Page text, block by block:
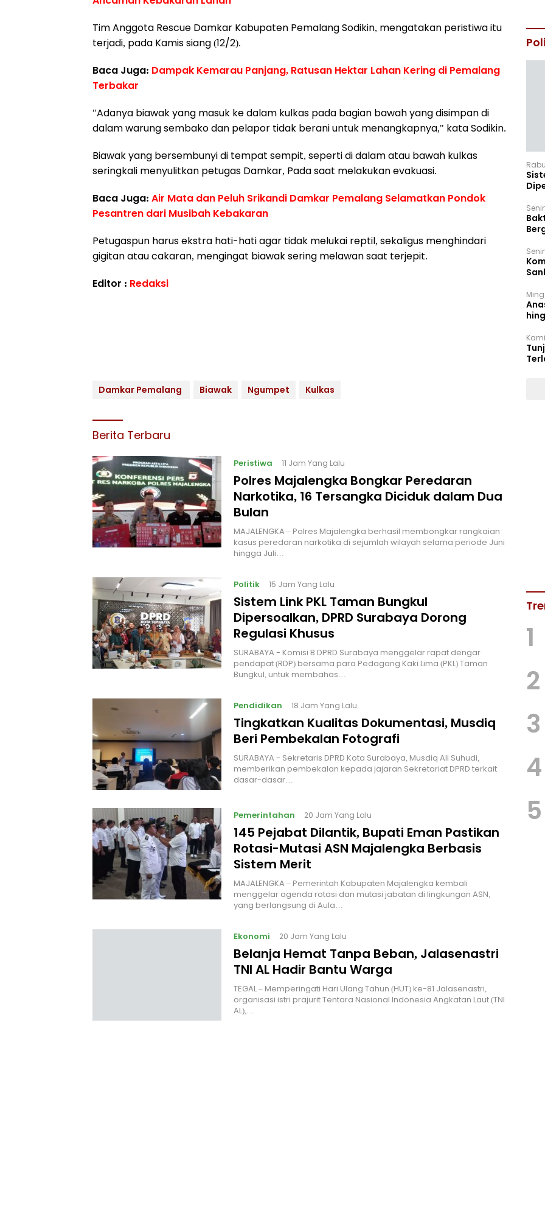
Tim Anggota Rescue Damkar Kabupaten Pemalang Sodikin, mengatakan peristiwa itu
terjadi, pada Kamis siang (12/2).
Baca Juga: Dampak Kemarau Panjang, Ratusan Hektar Lahan Kering di Pemalang
Terbakar
"Adanya biawak yang masuk ke dalam kulkas pada bagian bawah yang disimpan di
dalam warung sembako dan pelapor tidak berani untuk menangkapnya," kata Sodikin.
Biawak yang bersembunyi di tempat sempit, seperti di dalam atau bawah kulkas
seringkali menyulitkan petugas Damkar, Pada saat melakukan evakuasi.
Baca Juga: Air Mata dan Peluh Srikandi Damkar Pemalang Selamatkan Pondok
Pesantren dari Musibah Kebakaran
Petugaspun harus ekstra hati-hati agar tidak melukai reptil, sekaligus menghindari
gigitan atau cakaran, mengingat biawak sering melawan saat terjepit.
Editor : Redaksi
Damkar Pemalang Biawak Ngumpet Kulkas
Berita Terbaru
Peristiwa 11 Jam Yang Lalu
Polres Majalengka Bongkar Peredaran
Narkotika, 16 Tersangka Diciduk dalam Dua
Bulan
MAJALENGKA – Polres Majalengka berhasil membongkar rangkaian
kasus peredaran narkotika di sejumlah wilayah selama periode Juni
hingga Juli…
Politik 15 Jam Yang Lalu
‎Sistem Link PKL Taman Bungkul
Dipersoalkan, DPRD Surabaya Dorong
Regulasi Khusus
‎SURABAYA - Komisi B DPRD Surabaya menggelar rapat dengar
pendapat (RDP) bersama para Pedagang Kaki Lima (PKL) Taman
Bungkul, untuk membahas…
Pendidikan 18 Jam Yang Lalu
Tingkatkan Kualitas Dokumentasi, Musdiq
Beri Pembekalan Fotografi ‎
‎SURABAYA - Sekretaris DPRD Kota Surabaya, Musdiq Ali Suhudi,
memberikan pembekalan kepada jajaran Sekretariat DPRD terkait
dasar-dasar…
Pemerintahan 20 Jam Yang Lalu
145 Pejabat Dilantik, Bupati Eman Pastikan
Rotasi-Mutasi ASN Majalengka Berbasis
Sistem Merit
MAJALENGKA – Pemerintah Kabupaten Majalengka kembali
menggelar agenda rotasi dan mutasi jabatan di lingkungan ASN,
yang berlangsung di Aula…
Ekonomi 20 Jam Yang Lalu
Belanja Hemat Tanpa Beban, Jalasenastri
TNI AL Hadir Bantu Warga
TEGAL – Memperingati Hari Ulang Tahun (HUT) ke-81 Jalasenastri,
organisasi istri prajurit Tentara Nasional Indonesia Angkatan Laut (TNI
AL),…
1
2
3
4
5